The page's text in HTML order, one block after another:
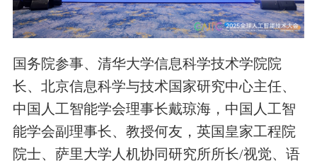
国务院参事、清华大学信息科学技术学院院
长、北京信息科学与技术国家研究中心主任、
中国人工智能学会理事长戴琼海，中国人工智
能学会副理事长、教授何友，英国皇家工程院
院士、萨里大学人机协同研究所所长/视觉、语